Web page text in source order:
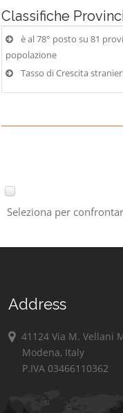
Classifiche
è al 78° posto su 81
popolazione
Tasso di Crescita
Seleziona per
Address
41124 Via M. Vellani
Modena, Italy
P.IVA 03466110362